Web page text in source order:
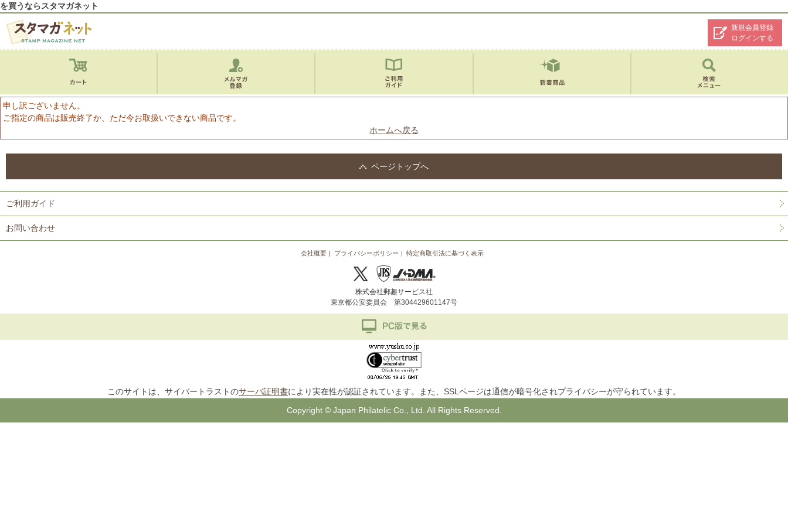
を買うならスタマガネット
新規会員登録
ログインする
申し訳ございません。
ご指定の商品は販売終了か、ただ今お取扱いできない商品です。
ホームへ戻る
ページトップへ
ご利用ガイド
お問い合わせ
会社概要 プライバシーポリシー 特定商取引法に基づく表示
株式会社郵趣サービス社
東京都公安委員会 第304429601147号
このサイトは、サイバートラストのサーバ証明書により実在性が認証されています。また、SSLページは通信が暗号化されプライバシーが守られています。
Copyright © Japan Philatelic Co., Ltd. All Rights Reserved.